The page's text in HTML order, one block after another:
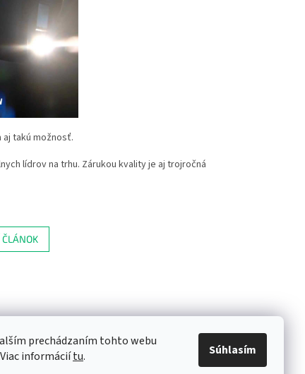
prechádzaním tohto webu
informáciítu. Súhlasím
aj takú možnosť.
lídrov na trhu. Zárukou kvality je aj trojročná